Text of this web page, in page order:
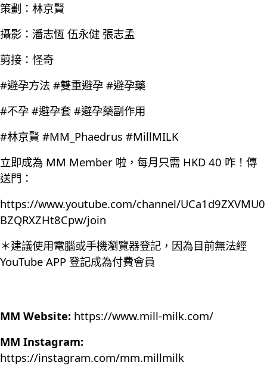
策劃：林京賢
攝影：潘志恆 伍永健 張志孟
剪接：怪奇
#避孕方法 #雙重避孕 #避孕藥
#不孕 #避孕套 #避孕藥副作用
#林京賢 #MM_Phaedrus #MillMILK
立即成為 MM Member 啦，每月只需 HKD 40 咋！傳
送門：
https://www.youtube.com/channel/UCa1d9ZXVMU0
BZQRXZHt8Cpw/join
＊建議使用電腦或手機瀏覽器登記，因為目前無法經
YouTube APP 登記成為付費會員
MM Website: https://www.mill-milk.com/
MM Instagram:
https://instagram.com/mm.millmilk